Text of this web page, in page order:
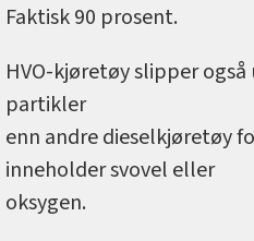
Faktisk 90 prosent.
HVO-kjøretøy slipper
partikler
enn andre dieselkjøretøy
inneholder svovel eller
oksygen.